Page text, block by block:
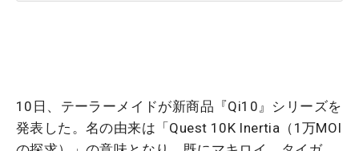
10日、テーラーメイドが新商品『Qi10』シリーズを
発表した。名の由来は「Quest 10K Inertia（1万MOI